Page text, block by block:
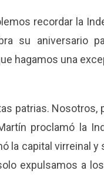
recordar la
su aniversario
hagamos una
patrias. Nosotros,
proclamó la
la capital virreinal
expulsamos a